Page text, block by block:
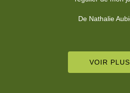
VOIR PLUS